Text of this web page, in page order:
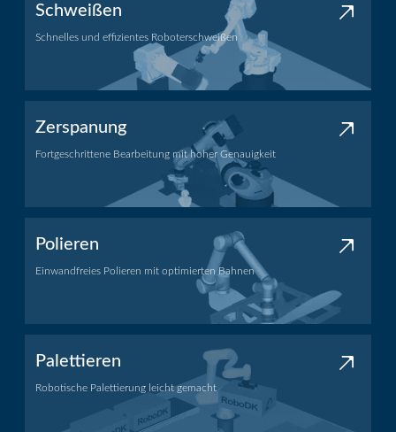
Schweißen
Schnelles und effizientes Roboterschweißen
Schweißanwendung
Zerspanung
Fortgeschrittene Bearbeitung mit hoher Genauigkeit
Bearbeitungsanwendung
Polieren
Einwandfreies Polieren mit optimierten Bahnen
Palettieren
Robotische Palettierung leicht gemacht
Palettieranwendung